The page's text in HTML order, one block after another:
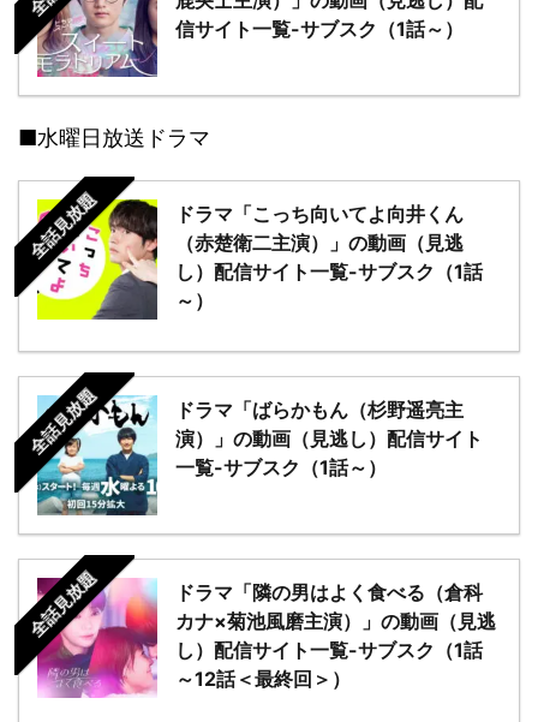
信サイト一覧-サブスク（1話～）
■水曜日放送ドラマ
全話見放題
ドラマ「こっち向いてよ向井くん
（赤楚衛二主演）」の動画（見逃
し）配信サイト一覧-サブスク（1話
～）
全話見放題
ドラマ「ばらかもん（杉野遥亮主
演）」の動画（見逃し）配信サイト
一覧-サブスク（1話～）
全話見放題
ドラマ「隣の男はよく食べる（倉科
カナ×菊池風磨主演）」の動画（見逃
し）配信サイト一覧-サブスク（1話
～12話＜最終回＞）